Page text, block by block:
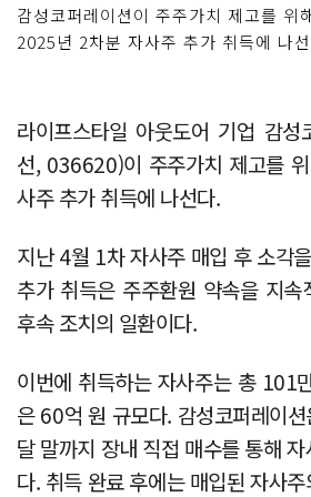
감성코퍼레이션이 주주가치 제고를 위
2025년 2차분 자사주 추가 취득에 나
라이프스타일 아웃도어 기업 감성
선, 036620)이 주주가치 제고를
사주 추가 취득에 나선다.
지난 4월 1차 자사주 매입 후 소각
추가 취득은 주주환원 약속을 지속
후속 조치의 일환이다.
이번에 취득하는 자사주는 총 101
은 60억 원 규모다. 감성코퍼레이
달 말까지 장내 직접 매수를 통해
다. 취득 완료 후에는 매입된 자사